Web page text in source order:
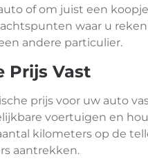
of om juist een
waar u
andere particulier.
Prijs Vast
prijs voor uw auto
voertuigen en
kilometers op de
aantrekken.